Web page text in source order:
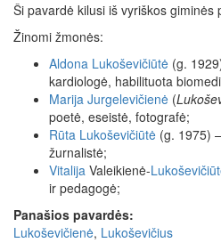
Ši pavardė kilusi iš vyriškos giminės
Žinomi žmonės:
Aldona Lukoševičiūtė (g.
kardiologė, habilituota
Marija Jurgelevičienė (
poetė, eseistė, fotografė;
Rūta Lukoševičiūtė (g. 1975)
žurnalistė;
Vitalija Valeikienė-
ir pedagogė;
Panašios pavardės:
Lukoševičienė, Lukoševičius